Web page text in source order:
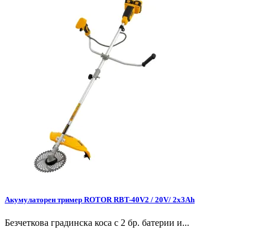
Акумулаторен тример ROTOR RBT-40V2 / 20V/ 2x3Ah
Безчеткова градинска коса с 2 бр. батерии и...